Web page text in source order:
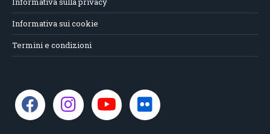
Informativa sui cookie
Termini e condizioni